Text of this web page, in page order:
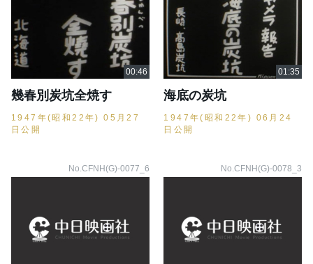
幾春別炭坑全焼す
1947年(昭和22年) 05月27
日公開
海底の炭坑
1947年(昭和22年) 06月24
日公開
No.CFNH(G)-0077_6 No.CFNH(G)-0078_3